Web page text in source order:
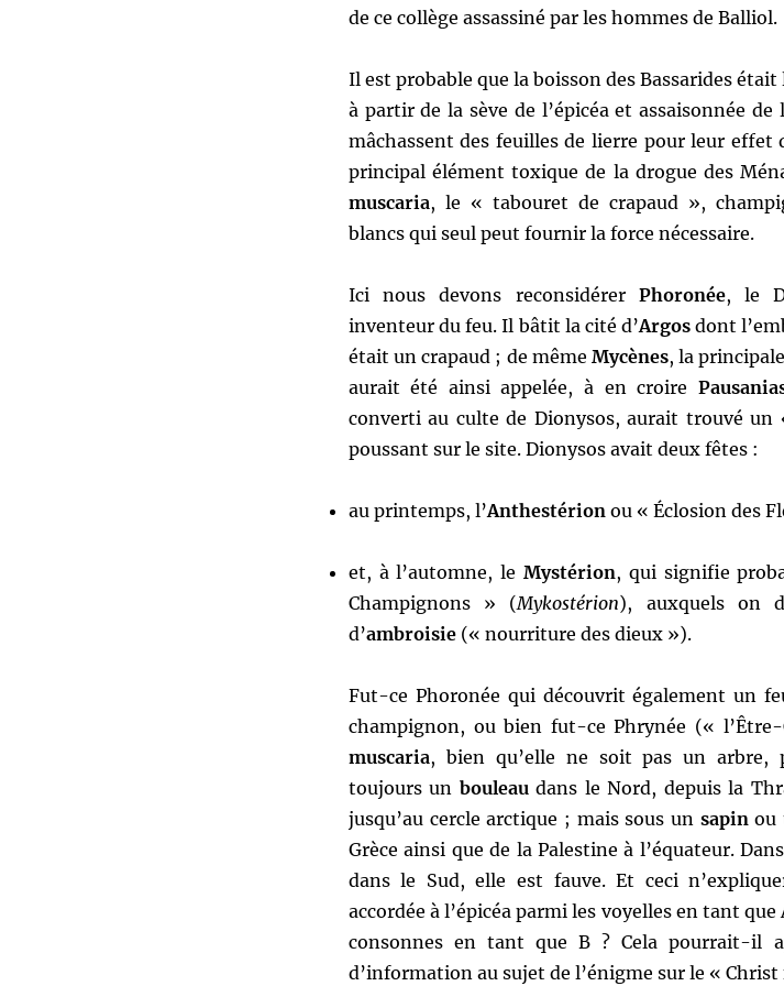
de ce collège assassiné par les hommes de Balliol.
Il est probable que la boisson des Bassarides était
à partir de la sève de l’épicéa et assaisonnée
mâchassent des feuilles de lierre pour leur effet
principal élément toxique de la drogue des
muscaria, le « tabouret de crapaud »,
blancs qui seul peut fournir la force nécessaire.
Ici nous devons reconsidérer Phoronée, le
inventeur du feu. Il bâtit la cité d’Argos dont
était un crapaud ; de même Mycènes, la
aurait été ainsi appelée, à en croire
converti au culte de Dionysos, aurait trouvé un
poussant sur le site. Dionysos avait deux fêtes :
au printemps, l’Anthestérionou « Éclosion des
et, à l’automne, leMystérion, qui signifie
Champignons » (Mykostérion), auxquels on
d’ambroisie(« nourriture des dieux »).
Fut-ce Phoronée qui découvrit également un
champignon, ou bien fut-ce Phrynée (« l’Être-
muscaria, bien qu’elle ne soit pas un arbre,
toujours un bouleaudans le Nord, depuis la
jusqu’au cercle arctique ; mais sous un sapinou
Grèce ainsi que de la Palestine à l’équateur.
dans le Sud, elle est fauve. Et ceci
accordée à l’épicéa parmi les voyelles en tant
consonnes en tant que B ? Cela pourrait-il
d’information au sujet de l’énigme sur le « Christ